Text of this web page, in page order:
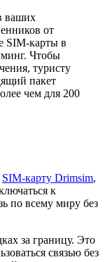
ваших
от
SIM-карты в
Чтобы
туристу
пакет
чем для 200
SIM-карту Drimsim,
к
по всему миру без
за границу. Это
связью без